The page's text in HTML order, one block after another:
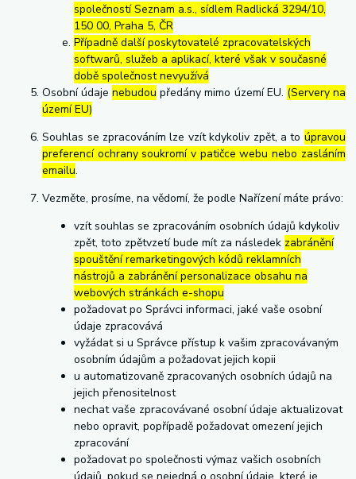
společností Seznam a.s., sídlem Radlická 3294/10,
150 00, Praha 5, ČR
Případně další poskytovatelé zpracovatelských
softwarů, služeb a aplikací, které však v současné
době společnost nevyužívá
Osobní údajenebudou předány mimo území EU. (Servery na
území EU)
Souhlas se zpracováním lze vzít kdykoliv zpět, a to úpravou
preferencí ochrany soukromí v patičce webu nebo zasláním
emailu.
Vezměte, prosíme, na vědomí, že podle Nařízení máte právo:
vzít souhlas se zpracováním osobních údajů kdykoliv
zpět, toto zpětvzetí bude mít za následek zabránění
spouštění remarketingových kódů reklamních
nástrojů a zabránění personalizace obsahu na
webových stránkách e-shopu
požadovat po Správci informaci, jaké vaše osobní
údaje zpracovává
vyžádat si u Správce přístup k vašim zpracovávaným
osobním údajům a požadovat jejich kopii
u automatizovaně zpracovaných osobních údajů na
jejich přenositelnost
nechat vaše zpracovávané osobní údaje aktualizovat
nebo opravit, popřípadě požadovat omezení jejich
zpracování
požadovat po společnosti výmaz vašich osobních